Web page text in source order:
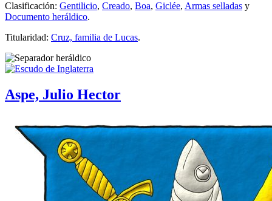
Clasificación: Gentilicio, Creado, Boa, Giclée, Armas selladas y
Documento heráldico.
Titularidad: Cruz, familia de Lucas.
Aspe, Julio Hector